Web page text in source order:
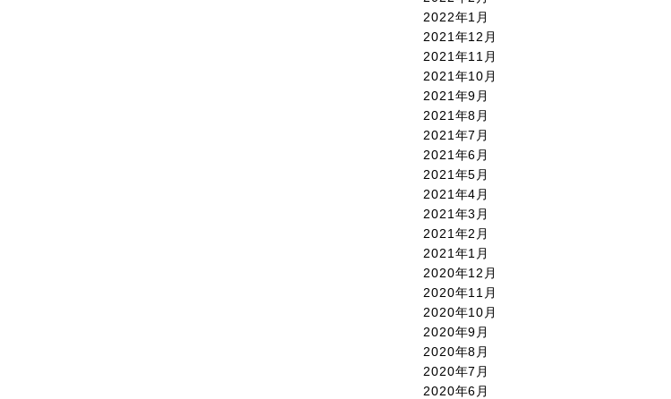
2022年1月
2021年12月
2021年11月
2021年10月
2021年9月
2021年8月
2021年7月
2021年6月
2021年5月
2021年4月
2021年3月
2021年2月
2021年1月
2020年12月
2020年11月
2020年10月
2020年9月
2020年8月
2020年7月
2020年6月